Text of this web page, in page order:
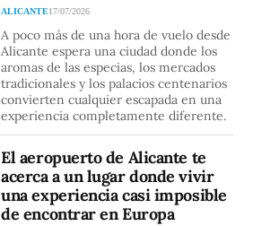
ALICANTE17/07/2026
A poco más de una hora de vuelo desde
Alicante espera una ciudad donde los
aromas de las especias, los mercados
tradicionales y los palacios centenarios
convierten cualquier escapada en una
experiencia completamente diferente.
El aeropuerto de Alicante te
acerca a un lugar donde vivir
una experiencia casi imposible
de encontrar en Europa